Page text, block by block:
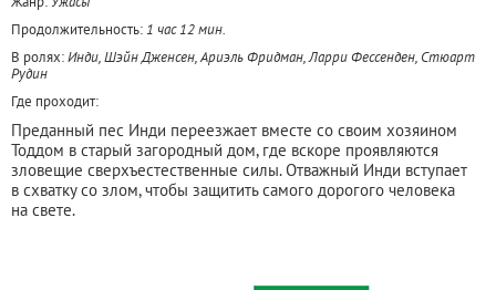
Продолжительность: 1 час 12 мин.
В ролях:Инди, Шэйн Дженсен, Ариэль Фридман, Ларри Фессенден, Стюарт
Рудин
Где проходит:
Преданный пес Инди переезжает вместе со своим хозяином
Тоддом в старый загородный дом, где вскоре проявляются
зловещие сверхъестественные силы. Отважный Инди вступает
в схватку со злом, чтобы защитить самого дорогого человека
на свете.